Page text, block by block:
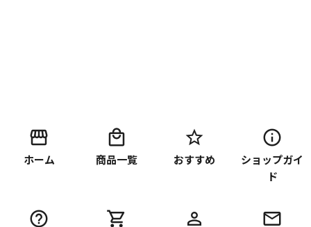
ホーム 商品一覧 おすすめ
ショップガイ
ド